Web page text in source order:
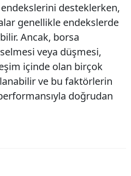
desteklerken,
genellikle endekslerde
Ancak, borsa
veya düşmesi,
içinde olan birçok
ve bu faktörlerin
doğrudan